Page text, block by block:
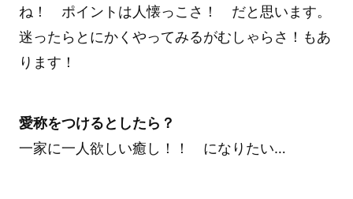
ね！ ポイントは人懐っこさ！ だと思います。
迷ったらとにかくやってみるがむしゃらさ！もあ
ります！
愛称をつけるとしたら？
一家に一人欲しい癒し！！ になりたい…